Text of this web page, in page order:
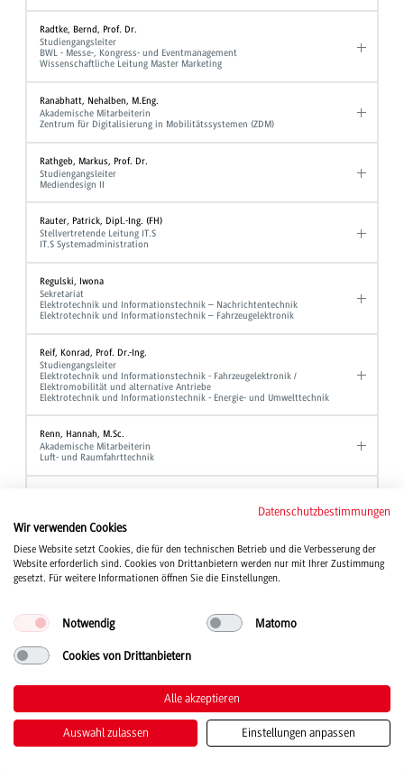
Radtke, Bernd, Prof. Dr.
Studiengangsleiter
BWL - Messe-, Kongress- und Eventmanagement
Wissenschaftliche Leitung Master Marketing
Ranabhatt, Nehalben, M.Eng.
Akademische Mitarbeiterin
Zentrum für Digitalisierung in Mobilitätssystemen (ZDM)
Rathgeb, Markus, Prof. Dr.
Studiengangsleiter
Mediendesign II
Rauter, Patrick, Dipl.-Ing. (FH)
Stellvertretende Leitung IT.S
IT.S Systemadministration
Regulski, Iwona
Sekretariat
Elektrotechnik und Informationstechnik – Nachrichtentechnik
Elektrotechnik und Informationstechnik – Fahrzeugelektronik
Reif, Konrad, Prof. Dr.-Ing.
Studiengangsleiter
Elektrotechnik und Informationstechnik - Fahrzeugelektronik /
Elektromobilität und alternative Antriebe
Elektrotechnik und Informationstechnik - Energie- und Umwelttechnik
Renn, Hannah, M.Sc.
Akademische Mitarbeiterin
Luft- und Raumfahrttechnik
Gleichbehandlungsmanager
Rieber, Jochen, Prof. Dr.
Professor
Rief, Manfred, Dipl.-Ing. (FH)
Maschinenbau
Rieger, Bernd, Prof. Dr.
BWL - Bank und BWL - Finanzdienstleistungen
Riegger, Chiara
Datenschutzbestimmungen
Wir verwenden Cookies
Diese Website setzt Cookies, die für den technischen Betrieb und die Verbesserung der
Website erforderlich sind. Cookies von Drittanbietern werden nur mit Ihrer Zustimmung
gesetzt. Für weitere Informationen öffnen Sie die Einstellungen.
Notwendig Matomo
Cookies von Drittanbietern
Alle akzeptieren
Auswahl zulassen Einstellungen anpassen